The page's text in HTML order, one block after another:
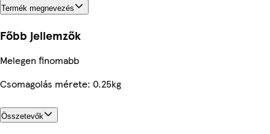
Termék megnevezés
Főbb jellemzők
Melegen finomabb
Csomagolás mérete: 0.25kg
Összetevők